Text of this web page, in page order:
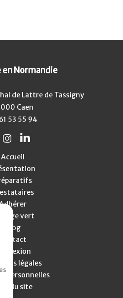
en Normandie
de Lattre de Tassigny
Caen
53 55 94
Accueil
vert
Blog
Contact
légales
personnelles
du site